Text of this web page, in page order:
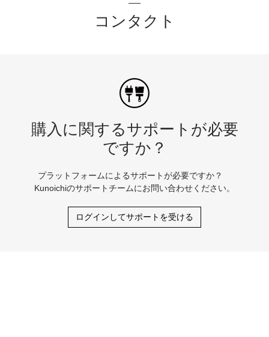
コンタクト
購入に関するサポートが必要
ですか？
プラットフォームによるサポートが必要ですか？
Kunoichiのサポートチームにお問い合わせください。
ログインしてサポートを受ける